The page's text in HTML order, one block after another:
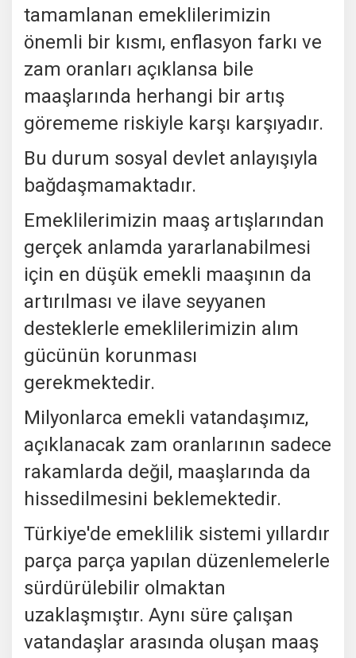
tamamlanan emeklilerimizin
önemli bir kısmı, enflasyon farkı ve
zam oranları açıklansa bile
maaşlarında herhangi bir artış
görememe riskiyle karşı karşıyadır.
Bu durum sosyal devlet anlayışıyla
bağdaşmamaktadır.
Emeklilerimizin maaş artışlarından
gerçek anlamda yararlanabilmesi
için en düşük emekli maaşının da
artırılması ve ilave seyyanen
desteklerle emeklilerimizin alım
gücünün korunması
gerekmektedir.
Milyonlarca emekli vatandaşımız,
açıklanacak zam oranlarının sadece
rakamlarda değil, maaşlarında da
hissedilmesini beklemektedir.
Türkiye'de emeklilik sistemi yıllardır
parça parça yapılan düzenlemelerle
sürdürülebilir olmaktan
uzaklaşmıştır. Aynı süre çalışan
vatandaşlar arasında oluşan maaş